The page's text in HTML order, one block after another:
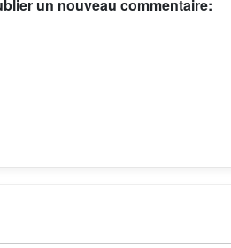
un nouveau commentaire: